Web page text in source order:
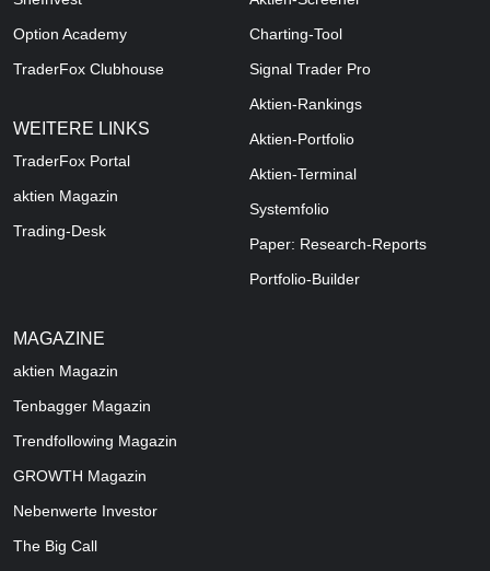
Option Academy
TraderFox Clubhouse
WEITERE LINKS
TraderFox Portal
aktien Magazin
Trading-Desk
Charting-Tool
Signal Trader Pro
Aktien-Rankings
Aktien-Portfolio
Aktien-Terminal
Systemfolio
Paper: Research-Reports
Portfolio-Builder
MAGAZINE
aktien Magazin
Tenbagger Magazin
Trendfollowing Magazin
GROWTH Magazin
Nebenwerte Investor
The Big Call